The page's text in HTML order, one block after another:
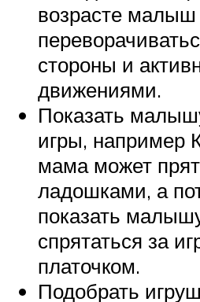
возрасте
стороны и
движениями.
Показать
игры, например
мама может
ладошками, а
показать
спрятаться за
платочком.
Подобрать